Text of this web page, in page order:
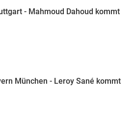
- Mahmoud Dahoud kommt
München - Leroy Sané kommt